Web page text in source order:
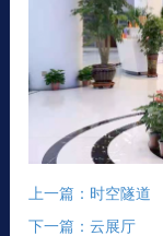
上一篇：时空隧道
下一篇：云展厅